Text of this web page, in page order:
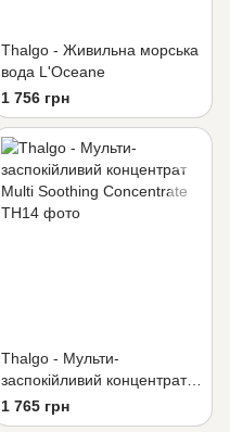
Thalgo - Живильна морська
вода L'Oceane
1 756 грн
Thalgo - Мульти-
заспокійливий концентрат
Multi Soothing Concentrate
1 765 грн